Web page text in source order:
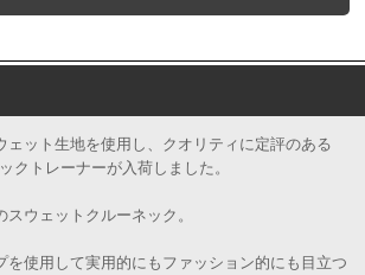
ェット生地を使用し、クオリティに定評のある
クトレーナーが入荷しました。
ウェットクルーネック。
を使用して実用的にもファッション的にも目立つ